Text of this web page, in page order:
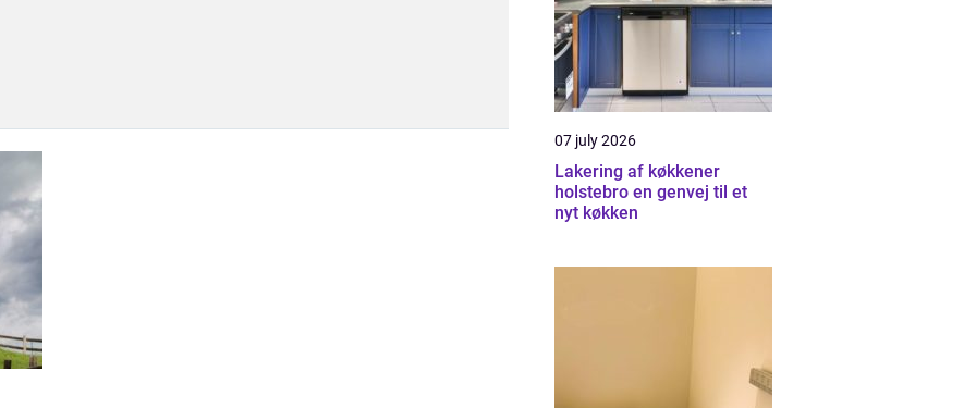
07 july 2026
Lakering af køkkener
holstebro en genvej til et
nyt køkken